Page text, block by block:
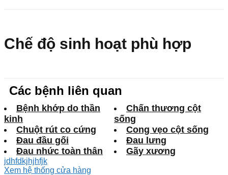
Chế độ sinh hoạt phù hợp
Các bệnh liên quan
Bệnh khớp do thần
kinh
Chấn thương cột
sống
Chuột rút co cứng
Cong vẹo cột sống
Đau đầu gối
Đau lưng
Đau nhức toàn thân
Gãy xương
jdhfdkjhjhfjk
Xem hệ thống cửa hàng